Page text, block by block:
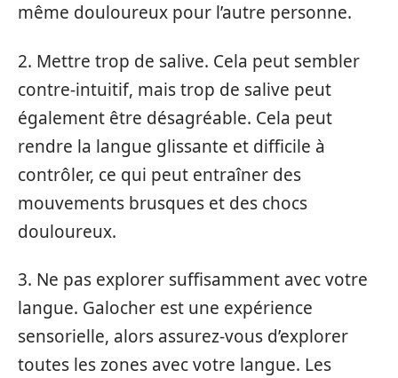
même douloureux pour l’autre personne.
2. Mettre trop de salive. Cela peut sembler
contre-intuitif, mais trop de salive peut
également être désagréable. Cela peut
rendre la langue glissante et difficile à
contrôler, ce qui peut entraîner des
mouvements brusques et des chocs
douloureux.
3. Ne pas explorer suffisamment avec votre
langue. Galocher est une expérience
sensorielle, alors assurez-vous d’explorer
toutes les zones avec votre langue. Les